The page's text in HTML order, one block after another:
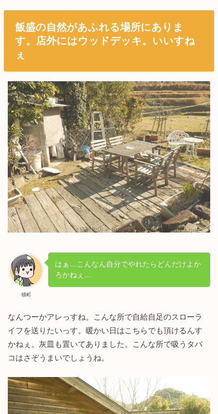
飯盛の自然があふれる場所にありま
す。店外にはウッドデッキ。いいすね
ぇ
猫町
はぁ…こんなん自分でやれたらどんだけよか
ろかねぇ…
なんつーかアレっすね。こんな所で自給自足のスローラ
イフを送りたいっす。暖かい日はこちらでも頂けるんす
かねぇ。灰皿も置いてありました。こんな所で吸うタバ
コはさぞうまいでしょうね。